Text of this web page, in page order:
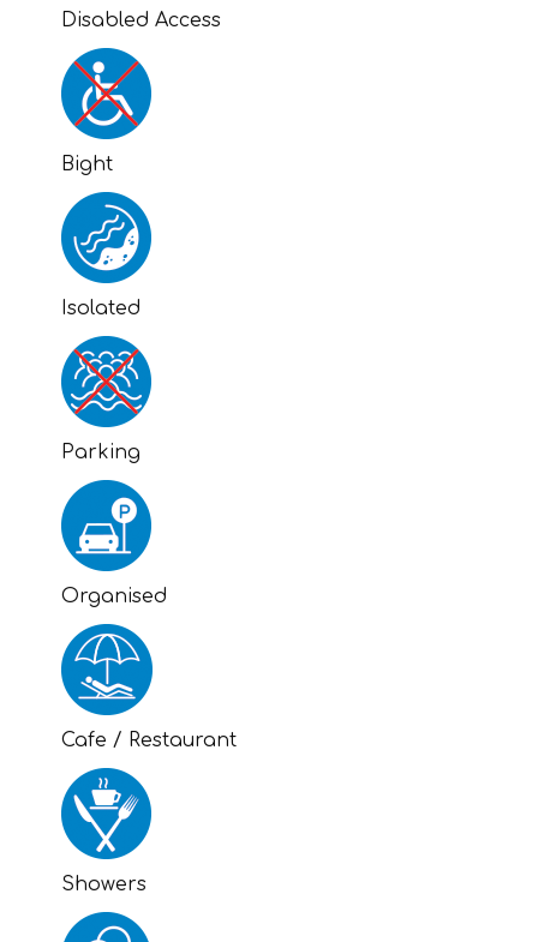
Disabled Access
Bight
Isolated
Parking
Organised
Cafe / Restaurant
Showers